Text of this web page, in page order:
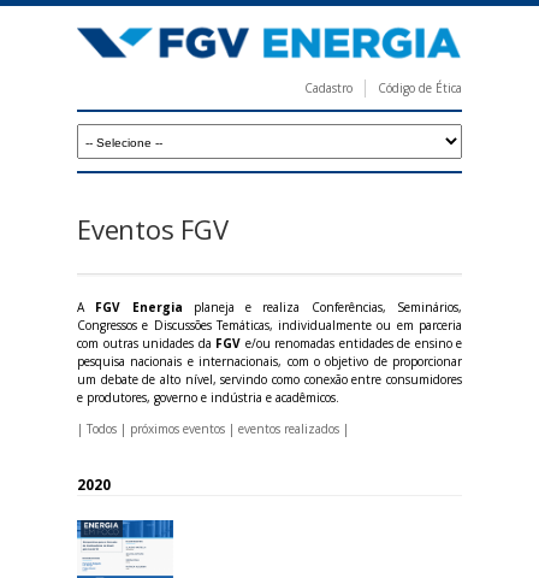
para
principal
V
r
a
Cadastro Código de Ética
Eventos FGV
A FGV Energia planeja e realiza Conferências, Seminários,
Congressos e Discussões Temáticas, individualmente ou em parceria
com outras unidades da FGV e/ou renomadas entidades de ensino e
pesquisa nacionais e internacionais, com o objetivo de proporcionar
um debate de alto nível, servindo como conexão entre consumidores
e produtores, governo e indústria e acadêmicos.
| Todos | próximos eventos | eventos realizados |
2020